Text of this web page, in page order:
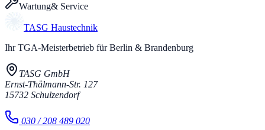
Wartung& Service
TASG Haustechnik
Ihr TGA-Meisterbetrieb für Berlin & Brandenburg
TASG GmbH
Ernst-Thälmann-Str. 127
15732 Schulzendorf
030 / 208 489 020